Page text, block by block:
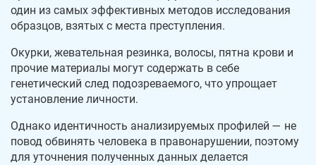
один из самых эффективных методов исследования
образцов, взятых с места преступления.
Окурки, жевательная резинка, волосы, пятна крови и
прочие материалы могут содержать в себе
генетический след подозреваемого, что упрощает
установление личности.
Однако идентичность анализируемых профилей — не
повод обвинять человека в правонарушении, поэтому
для уточнения полученных данных делается